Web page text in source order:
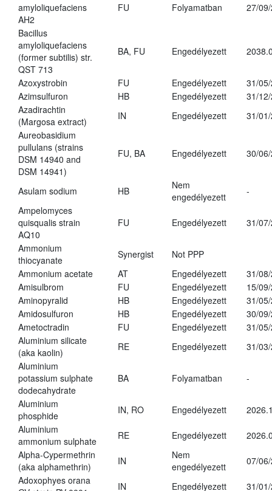
amyloliquefaciens
AH2
FU Folyamatban 27/
Bacillus
amyloliquefaciens
(former subtilis) str.
QST 713
BA, FU Engedélyezett
Azoxystrobin FU Engedélyezett
31/
Azimsulfuron
HB Engedélyezett
31/
Azadirachtin
(Margosa extract)
IN Engedélyezett
31/
Aureobasidium
pullulans (strains
DSM 14940 and
DSM 14941)
FU, BA Engedélyezett 30/
Asulam sodium HB
Nem
engedélyezett
-
Ampelomyces
quisqualis strain
AQ10
FU Engedélyezett 31/
Ammonium
thiocyanate
Synergist
Not PPP
Ammonium acetate
AT Engedélyezett
31/
Amisulbrom
FU Engedélyezett
15/
Aminopyralid
HB Engedélyezett
31/
Amidosulfuron
HB Engedélyezett
30/
Ametoctradin
FU Engedélyezett
31/
Aluminium silicate
(aka kaolin)
RE Engedélyezett
31/
Aluminium
potassium sulphate
dodecahydrate
BA Folyamatban -
Aluminium
phosphide
IN, RO Engedélyezett
Aluminium
ammonium sulphate
RE Engedélyezett
Alpha-Cypermethrin
(aka alphamethrin)
IN
Nem
engedélyezett
07/
Adoxophyes orana
IN Engedélyezett
31/